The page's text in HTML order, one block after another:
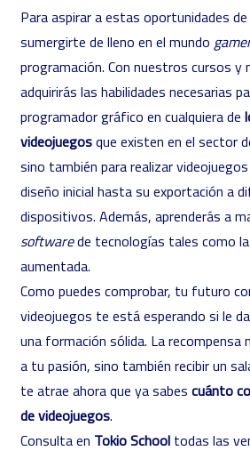
Para aspirar a estas oportunidades
sumergirte de lleno en el mundo
programación. Con nuestros cursos y
adquirirás las habilidades necesarias
programador gráfico en cualquiera de
videojuegosque existen en el sector
sino también para realizar
diseño inicial hasta su exportación a
dispositivos. Además, aprenderás a
softwarede tecnologías tales como
aumentada.
Como puedes comprobar, tu futuro
videojuegos te está esperando si le
una formación sólida. La recompensa
a tu pasión, sino también recibir un
te atrae ahora que ya sabes cuánto
de videojuegos.
Consulta en Tokio School todas las